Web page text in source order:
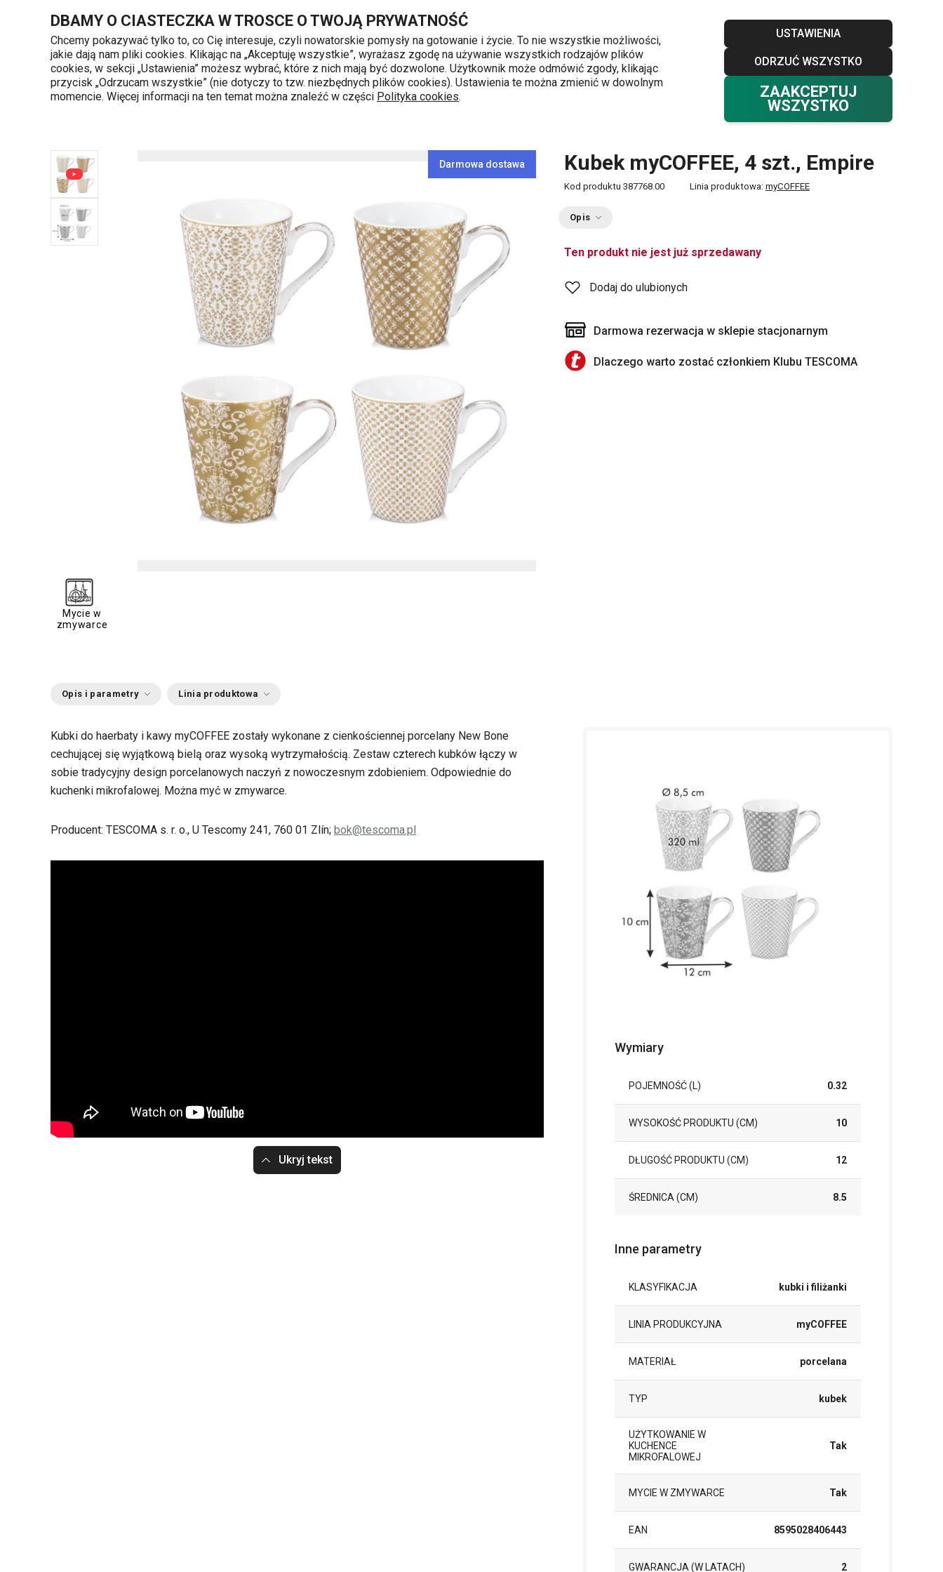
DBAMY O CIASTECZKA W TROSCE O TWOJĄ PRYWATNOŚĆ
Chcemy pokazywać tylko to, co Cię interesuje, czyli nowatorskie pomysły na gotowanie i życie. To nie wszystkie możliwości,
jakie dają nam pliki cookies. Klikając na „Akceptuję wszystkie”, wyrażasz zgodę na używanie wszystkich rodzajów plików
cookies, w sekcji „Ustawienia” możesz wybrać, które z nich mają być dozwolone. Użytkownik może odmówić zgody, klikając
przycisk „Odrzucam wszystkie” (nie dotyczy to tzw. niezbędnych plików cookies). Ustawienia te można zmienić w dowolnym
momencie. Więcej informacji na ten temat można znaleźć w części Polityka cookies.
USTAWIENIA
ODRZUĆ WSZYSTKO
ZAAKCEPTUJ
WSZYSTKO
Przejdź do głównej zawartości
Przejdź do wyszukiwania
Przejdź do nawigacji
Blog Klub TESCOMA Kontakt
Kategorie produktów 720 809 700
Poniedziałek - piątek od 8 do 16
Ulubione Zaloguj się
0 Twój koszyk
0,00 zł
Darmowa dostawa Kubek myCOFFEE, 4 szt., Empire
Kod produktu 387768.00 Linia produktowa: myCOFFEE
Opis
Ten produkt nie jest już sprzedawany
Dodaj do ulubionych
Darmowa rezerwacja w sklepie stacjonarnym
Dlaczego warto zostać członkiem Klubu TESCOMA
Mycie w
zmywarce
Opis i parametry Linia produktowa
Kubki do haerbaty i kawy myCOFFEE zostały wykonane z cienkościennej porcelany New Bone
cechującej się wyjątkową bielą oraz wysoką wytrzymałością. Zestaw czterech kubków łączy w
sobie tradycyjny design porcelanowych naczyń z nowoczesnym zdobieniem. Odpowiednie do
kuchenki mikrofalowej. Można myć w zmywarce.
Producent: TESCOMA s. r. o., U Tescomy 241, 760 01 Zlín; bok@tescoma.pl
Ukryj tekst
Wymiary
POJEMNOŚĆ (L) 0.32
WYSOKOŚĆ PRODUKTU (CM) 10
DŁUGOŚĆ PRODUKTU (CM) 12
ŚREDNICA (CM) 8.5
Inne parametry
KLASYFIKACJA kubki i filiżanki
LINIA PRODUKCYJNA myCOFFEE
MATERIAŁ porcelana
TYP kubek
UŻYTKOWANIE W
KUCHENCE
MIKROFALOWEJ
Tak
MYCIE W ZMYWARCE Tak
EAN 8595028406443
GWARANCJA (W LATACH) 2